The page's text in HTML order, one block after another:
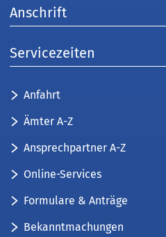
Anschrift
Servicezeiten
Anfahrt
Ämter A-Z
Ansprechpartner A-Z
Online-Services
Formulare & Anträge
Bekanntmachungen